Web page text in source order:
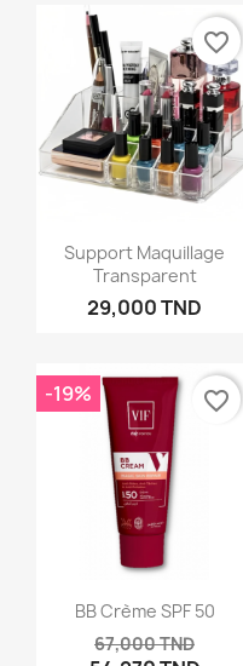
Support Maquillage
Transparent
29,000 TND
favorite_border
BB Crème SPF 50
67,000 TND
-19% favorite_border
Annuler